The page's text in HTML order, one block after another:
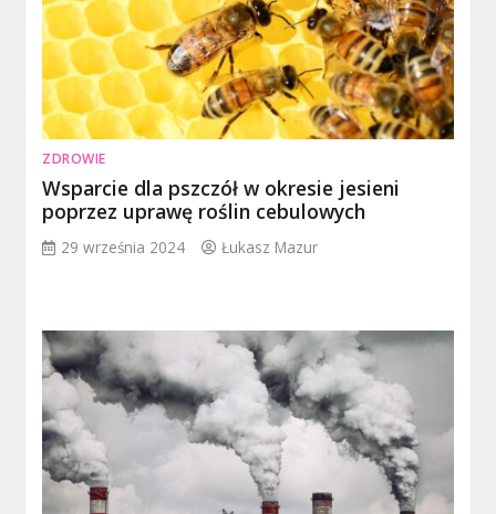
ZDROWIE
Wsparcie dla pszczół w okresie jesieni
poprzez uprawę roślin cebulowych
29 września 2024 Łukasz Mazur